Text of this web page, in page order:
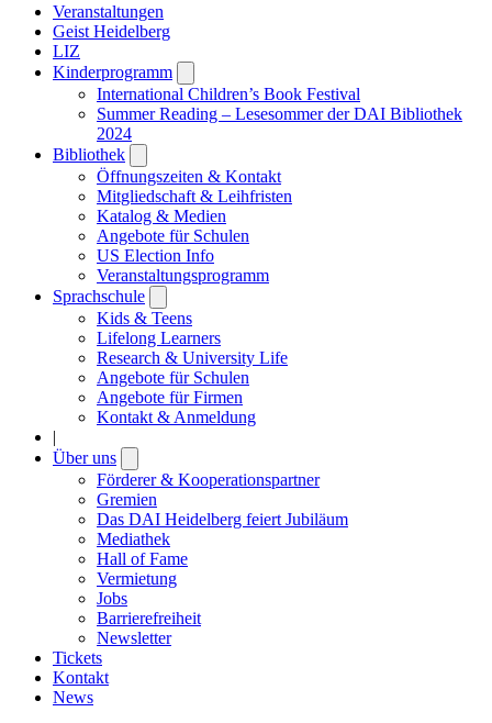
Veranstaltungen
Geist Heidelberg
LIZ
Kinderprogramm
submenu
International Children’s Book Festival
Summer Reading – Lesesommer der DAI Bibliothek
2024
Bibliothek
submenu
Öffnungszeiten & Kontakt
Mitgliedschaft & Leihfristen
Katalog & Medien
Angebote für Schulen
US Election Info
Veranstaltungsprogramm
Sprachschule
submenu
Kids & Teens
Lifelong Learners
Research & University Life
Angebote für Schulen
Angebote für Firmen
Kontakt & Anmeldung
|
Über uns
submenu
Förderer & Kooperationspartner
Gremien
Das DAI Heidelberg feiert Jubiläum
Mediathek
Hall of Fame
Vermietung
Jobs
Barrierefreiheit
Newsletter
Tickets
Kontakt
News